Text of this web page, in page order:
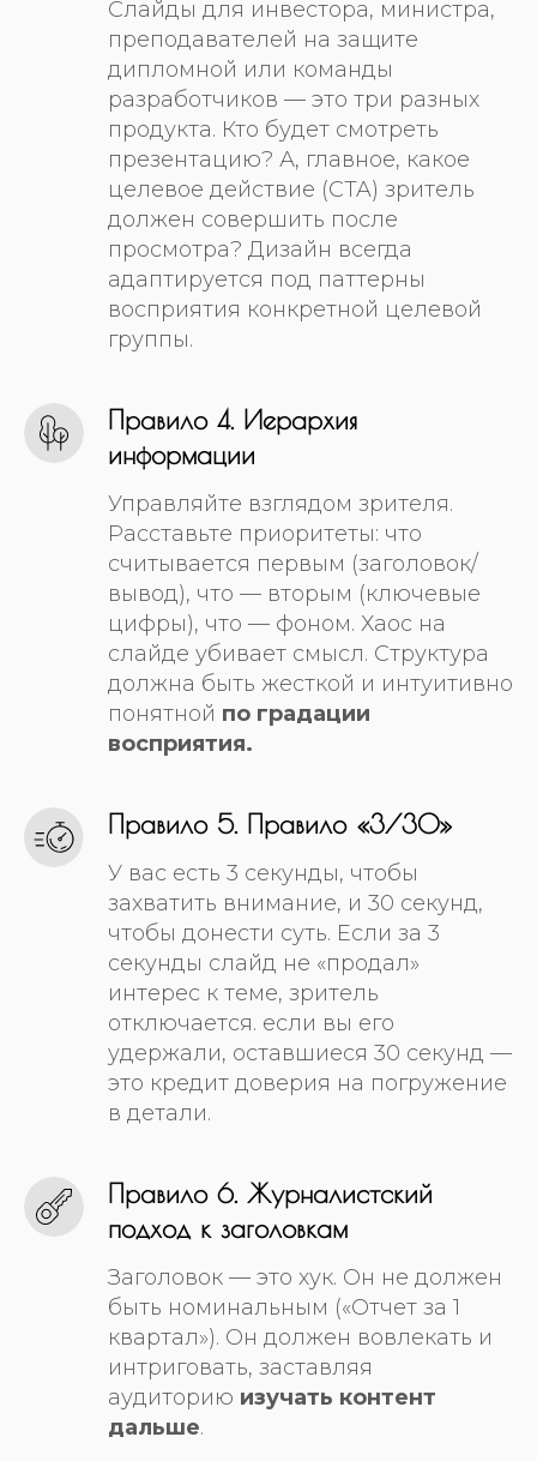
Слайды для инвестора, министра,
преподавателей на защите
дипломной или команды
разработчиков — это три разных
продукта. Кто будет смотреть
презентацию? А, главное, какое
целевое действие (CTA) зритель
должен совершить после
просмотра? Дизайн всегда
адаптируется под паттерны
восприятия конкретной целевой
группы.
Правило 4. Иерархия
информации
Управляйте взглядом зрителя.
Расставьте приоритеты: что
считывается первым (заголовок/
вывод), что — вторым (ключевые
цифры), что — фоном. Хаос на
слайде убивает смысл. Структура
должна быть жесткой и интуитивно
понятной по градации
восприятия.
Правило 5. Правило «3/30»
У вас есть 3 секунды, чтобы
захватить внимание, и 30 секунд,
чтобы донести суть. Если за 3
секунды слайд не «продал»
интерес к теме, зритель
отключается. если вы его
удержали, оставшиеся 30 секунд —
это кредит доверия на погружение
в детали.
Правило 6. Журналистский
подход к заголовкам
Заголовок — это хук. Он не должен
быть номинальным («Отчет за 1
квартал»). Он должен вовлекать и
интриговать, заставляя
аудиторию изучать контент
дальше.